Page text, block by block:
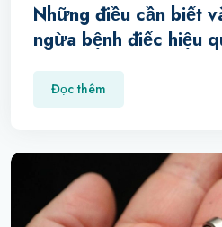
Những điều cần biết
ngừa bệnh điếc hiệu
Đọc thêm